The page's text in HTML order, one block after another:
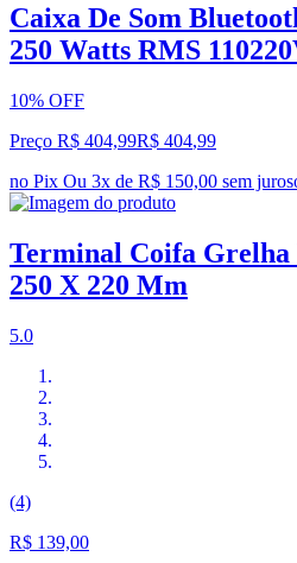
Caixa De Som
250 Watts RMS
10% OFF
Preço R$ 404,99R$ 404,99
no Pix Ou 3x de R$ 150,00 sem juros
Terminal Coifa Grelha
250 X 220 Mm
5.0
(4)
R$ 139,00